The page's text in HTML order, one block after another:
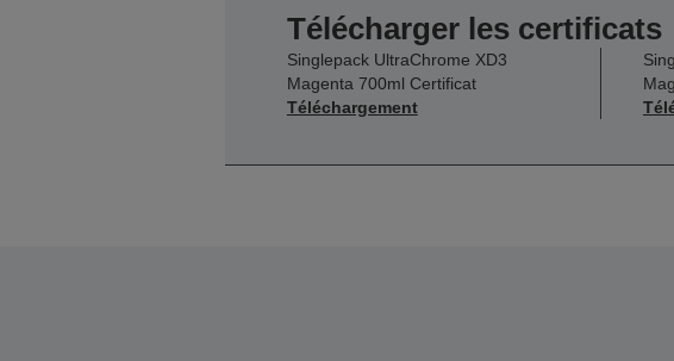
Télécharger les certificats
Singlepack UltraChrome XD3
Magenta 700ml Certificat
Téléchargement